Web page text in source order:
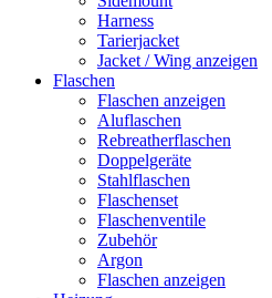
Tarierjacket
Jacket / Wing anzeigen
Flaschen
Flaschen anzeigen
Aluflaschen
Rebreatherflaschen
Doppelgeräte
Stahlflaschen
Flaschenset
Flaschenventile
Zubehör
Argon
Flaschen anzeigen
Heizung
Heizung anzeigen